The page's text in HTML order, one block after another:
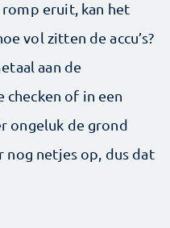
eruit, kan het
vol zitten de accu’s?
aan de
checken of in een
ongeluk de grond
nog netjes op, dus dat